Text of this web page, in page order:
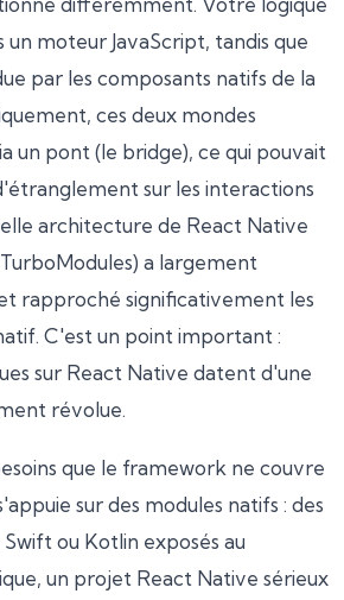
moteur JavaScript, tandis que
par les composants natifs de la
ces deux mondes
un pont (le bridge), ce qui pouvait
sur les interactions
architecture de React Native
a largement
rapproché significativement les
C'est un point important :
sur React Native datent d'une
révolue.
que le framework ne couvre
sur des modules natifs : des
ou Kotlin exposés au
un projet React Native sérieux